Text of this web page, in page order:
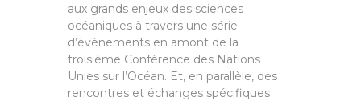
aux grands enjeux des sciences
océaniques à travers une série
d’événements en amont de la
troisième Conférence des Nations
Unies sur l’Océan. Et, en parallèle, des
rencontres et échanges spécifiques